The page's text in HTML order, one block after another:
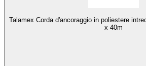
Talamex Corda d'ancoraggio in poliestere
x 40m